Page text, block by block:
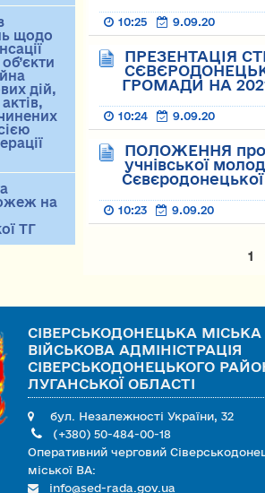
щодо
дій,
на
ТГ
10:25 9.09.20
ПРЕЗЕНТАЦІЯ
ГРОМАДИ НА
10:24 9.09.20
ПОЛОЖЕННЯ про
учнівської
Сєвєродонецької
10:23 9.09.20
1
СІВЕРСЬКОДОНЕЦЬКА МІСЬКА
ВІЙСЬКОВА АДМІНІСТРАЦІЯ
СІВЕРСЬКОДОНЕЦЬКОГО
ЛУГАНСЬКОЇ ОБЛАСТІ
бул. Незалежності України, 32
(+380) 50-484-00-18
Оперативний черговий
міської ВА:
info@sed-rada.gov.ua